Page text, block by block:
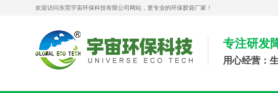
欢迎访问东莞宇宙环保科技有限公司网站，更专业的环保胶袋厂家！
专注研发
用心经营：